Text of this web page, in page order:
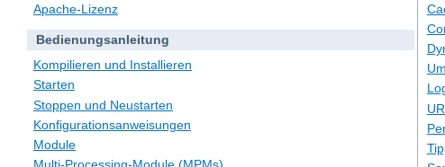
Apache-Lizenz
Bedienungsanleitung
Kompilieren und Installieren
Starten
Stoppen und Neustarten
Konfigurationsanweisungen
Module